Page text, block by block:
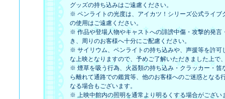
グッズの持ち込みはご遠慮ください。
※ ペンライトの光度は、アイカツ！シリーズ公式ライ
の使用はご遠慮ください。
※ 作品や登場人物やキャストへの誹謗中傷・攻撃的発
き、周りのお客様へ十分にご配慮ください。
※ サイリウム、ペンライトの持ち込みや、声援等を許
な上映となりますので、予めご了解いただきました上で
※ 煙草を吸う行為、火器類の持ち込み・クラッカー・
ら離れて通路での鑑賞等、他のお客様へのご迷惑とな
なる場合もございます。
※ 上映中館内の照明を通常より明るくする場合がござい